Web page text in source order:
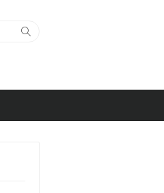
Search